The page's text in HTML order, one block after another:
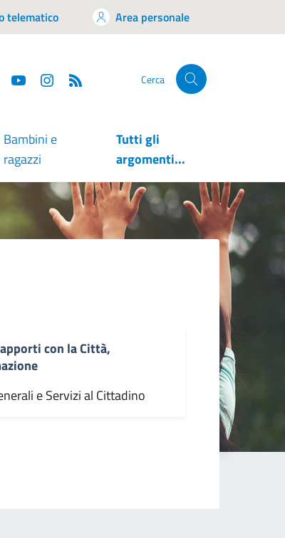
telematico Area personale
Twitter YouTube Cerca
Bambini e
ragazzi
Tutti gli
argomenti...
con la Città,
e Servizi al Cittadino